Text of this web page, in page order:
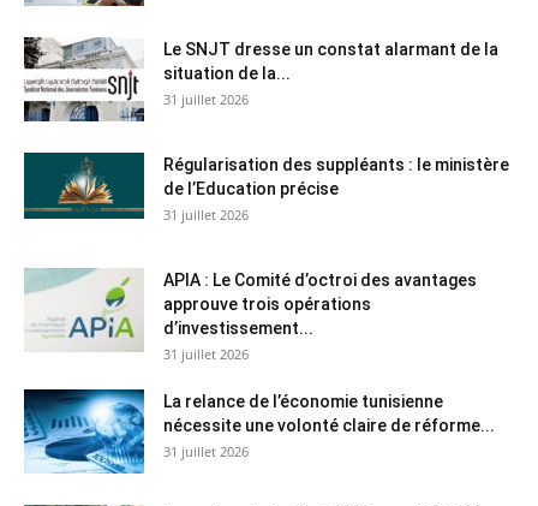
Le SNJT dresse un constat alarmant de la
situation de la...
31 juillet 2026
Régularisation des suppléants : le ministère
de l’Education précise
31 juillet 2026
APIA : Le Comité d’octroi des avantages
approuve trois opérations
d’investissement...
31 juillet 2026
La relance de l’économie tunisienne
nécessite une volonté claire de réforme...
31 juillet 2026